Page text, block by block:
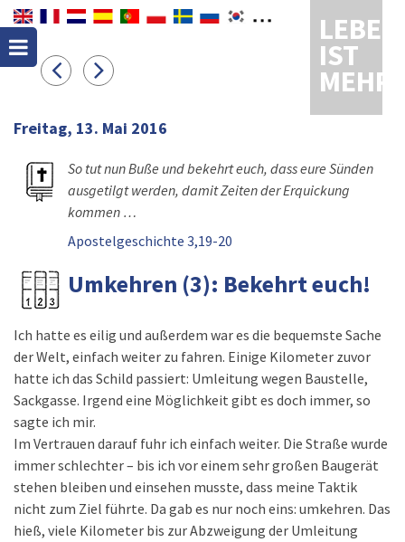
LEBEN
IST
MEHR
Freitag, 13. Mai 2016
So tut nun Buße und bekehrt euch, dass eure Sünden
ausgetilgt werden, damit Zeiten der Erquickung
kommen …
Apostelgeschichte 3,19-20
Umkehren (3): Bekehrt euch!
Ich hatte es eilig und außerdem war es die bequemste Sache
der Welt, einfach weiter zu fahren. Einige Kilometer zuvor
hatte ich das Schild passiert: Umleitung wegen Baustelle,
Sackgasse. Irgend eine Möglichkeit gibt es doch immer, so
sagte ich mir.
Im Vertrauen darauf fuhr ich einfach weiter. Die Straße wurde
immer schlechter – bis ich vor einem sehr großen Baugerät
stehen bleiben und einsehen musste, dass meine Taktik
nicht zum Ziel führte. Da gab es nur noch eins: umkehren. Das
hieß, viele Kilometer bis zur Abzweigung der Umleitung